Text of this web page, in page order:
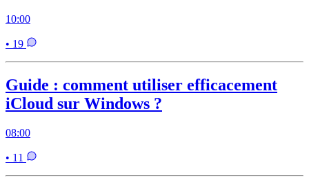
10:00
• 19
Guide : comment utiliser efficacement
iCloud sur Windows ?
08:00
• 11